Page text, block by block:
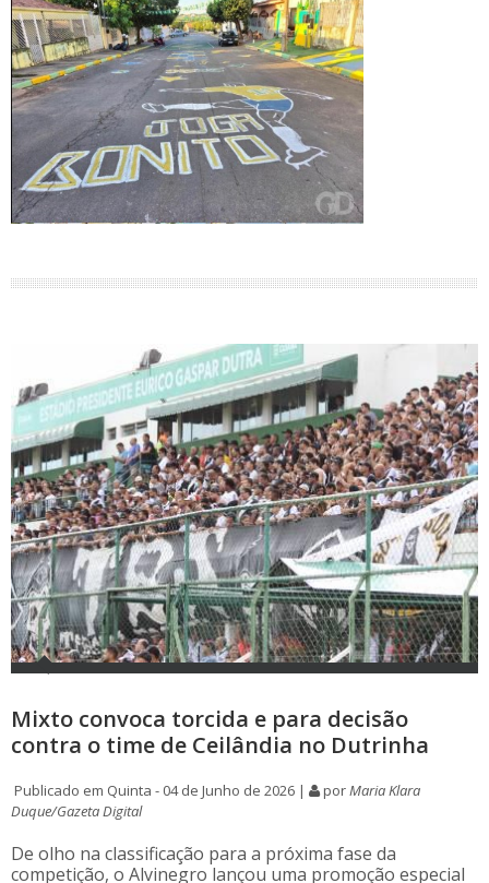
Mixto convoca torcida e para decisão
contra o time de Ceilândia no Dutrinha
Publicado em Quinta - 04 de Junho de 2026 | porMaria Klara
Duque/Gazeta Digital
De olho na classificação para a próxima fase da
competição, o Alvinegro lançou uma promoção especial